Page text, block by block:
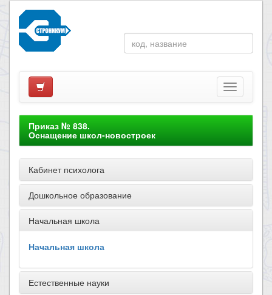
Приказ № 838.
Оснащение школ-новостроек
Кабинет психолога
Дошкольное образование
Начальная школа
Начальная школа
Естественные науки